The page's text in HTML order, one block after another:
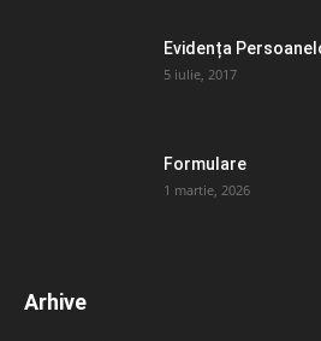
Evidența
5 iulie, 2017
Formulare
1 martie, 2026
Arhive